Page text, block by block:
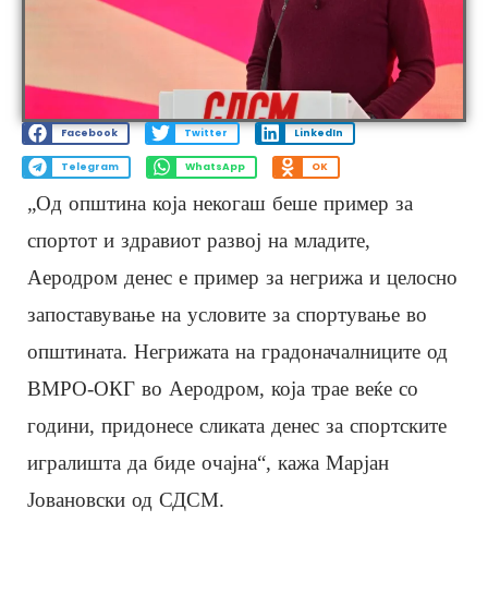
Facebook Twitter LinkedIn
Telegram WhatsApp OK
„Од општина која некогаш беше пример за
спортот и здравиот развој на младите,
Аеродром денес е пример за негрижа и целосно
запоставување на условите за спортување во
општината. Негрижата на градоначалниците од
ВМРО-ОКГ во Аеродром, која трае веќе со
години, придонесе сликата денес за спортските
игралишта да биде очајна“, кажа Марјан
Јовановски од СДСМ.